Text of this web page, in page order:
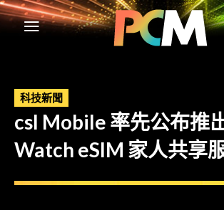
科技新聞
csl Mobile 率先公布推
Watch eSIM 家人共享